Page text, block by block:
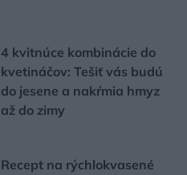
4 kvitnúce kombinácie do
kvetináčov: Tešiť vás budú
do jesene a nakŕmia hmyz
až do zimy
Recept na rýchlokvasené